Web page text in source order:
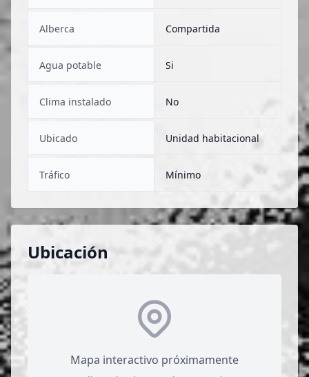
Alberca Compartida
Agua potable Si
Clima instalado No
Ubicado Unidad habitacional
Tráfico Mínimo
Ubicación
Mapa interactivo próximamente